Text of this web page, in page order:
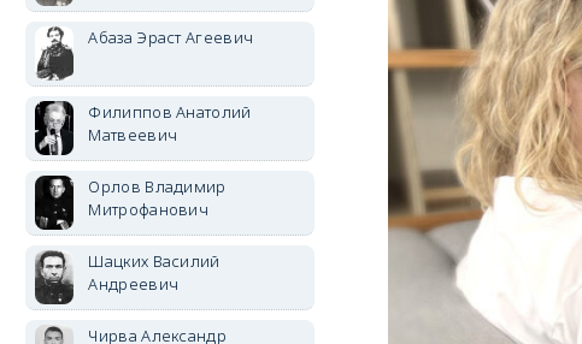
Абаза Эраст Агеевич
Филиппов Анатолий
Матвеевич
Орлов Владимир
Митрофанович
Шацких Василий
Андреевич
Чирва Александр